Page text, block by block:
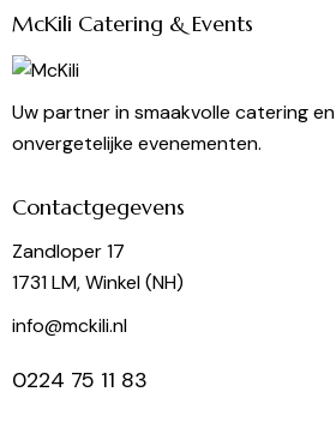
McKili Catering & Events
Uw partner in smaakvolle catering en
onvergetelijke evenementen.
Contactgegevens
Zandloper 17
1731 LM, Winkel (NH)
info@mckili.nl
0224 75 11 83